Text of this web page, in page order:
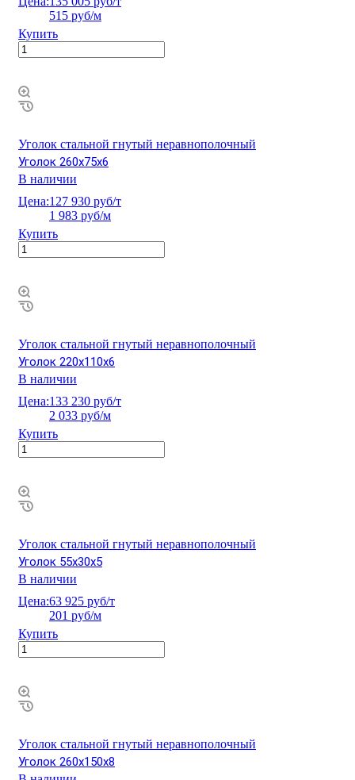
515 руб/м
Купить
Уголок стальной гнутый неравнополочный
Уголок 260х75х6
В наличии
Цена:127 930 руб/т
1 983 руб/м
Купить
Уголок стальной гнутый неравнополочный
Уголок 220х110х6
В наличии
Цена:133 230 руб/т
2 033 руб/м
Купить
Уголок стальной гнутый неравнополочный
Уголок 55х30х5
В наличии
Цена:63 925 руб/т
201 руб/м
Купить
Уголок стальной гнутый неравнополочный
Уголок 260х150х8